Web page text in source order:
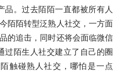
品。过去陌陌一直都被所有人
陌陌转型泛熟人社交，一方面
的追击，同时还将会面临微信
过陌生人社交建立了自己的圈
触碰熟人社交，哪怕是一点